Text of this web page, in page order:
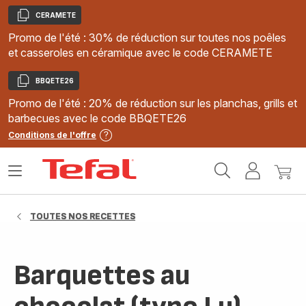
Copier
CERAMETE
Promo de l'été : 30% de réduction sur toutes nos poêles
et casseroles en céramique avec le code CERAMETE
Copier
BBQETE26
Promo de l'été : 20% de réduction sur les planchas, grills et
barbecues avec le code BBQETE26
Conditions de l'offre
MonMon
Ouvrir
TOUTES NOS RECETTES
Barquettes au